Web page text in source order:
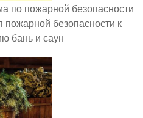
по пожарной безопасности
пожарной безопасности к
бань и саун